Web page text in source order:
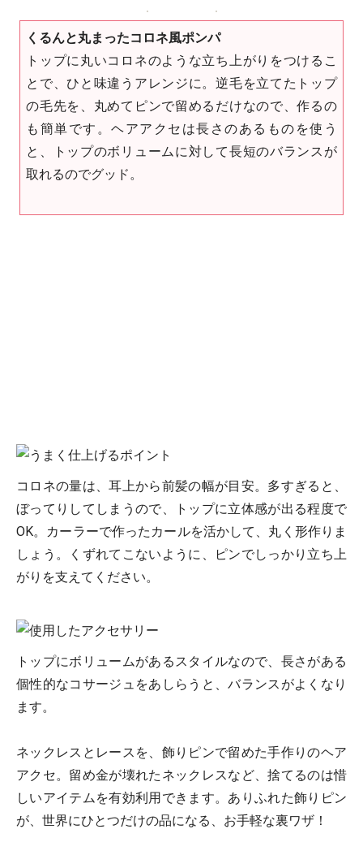
くるんと丸まったコロネ風ポンパ
トップに丸いコロネのような立ち上がりをつけるこ
とで、ひと味違うアレンジに。逆毛を立てたトップ
の毛先を、丸めてピンで留めるだけなので、作るの
も簡単です。ヘアアクセは長さのあるものを使う
と、トップのボリュームに対して長短のバランスが
取れるのでグッド。
コロネの量は、耳上から前髪の幅が目安。多すぎると、
ぼってりしてしまうので、トップに立体感が出る程度で
OK。カーラーで作ったカールを活かして、丸く形作りま
しょう。くずれてこないように、ピンでしっかり立ち上
がりを支えてください。
トップにボリュームがあるスタイルなので、長さがある
個性的なコサージュをあしらうと、バランスがよくなり
ます。
ネックレスとレースを、飾りピンで留めた手作りのヘア
アクセ。留め金が壊れたネックレスなど、捨てるのは惜
しいアイテムを有効利用できます。ありふれた飾りピン
が、世界にひとつだけの品になる、お手軽な裏ワザ！